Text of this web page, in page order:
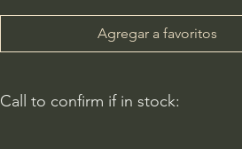
Agregar a favoritos
Call to confirm if in stock: